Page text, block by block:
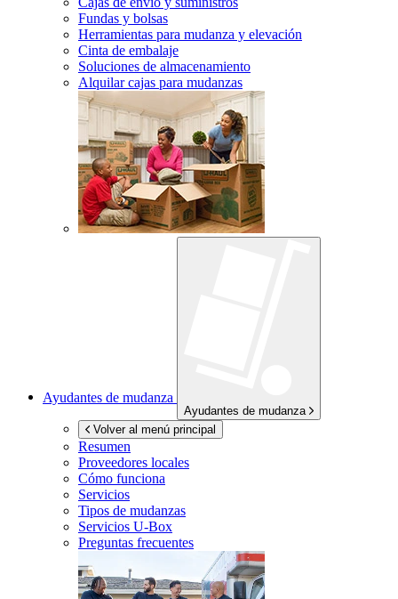
Fundas y bolsas
Herramientas para mudanza y elevación
Cinta de embalaje
Soluciones de almacenamiento
Alquilar cajas para mudanzas
Ayudantes de mudanza
Ayudantes de mudanza
Volver al menú principal
Resumen
Proveedores locales
Cómo funciona
Servicios
Tipos de mudanzas
Servicios U-Box
Preguntas frecuentes